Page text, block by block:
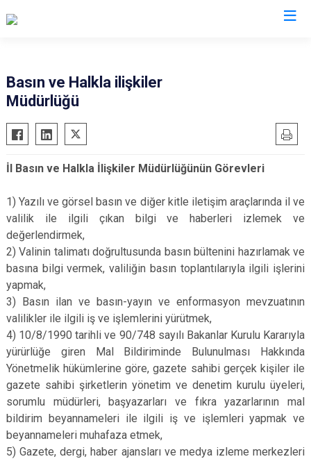
Basın ve Halkla ilişkiler
Müdürlüğü
İl Basın ve Halkla İlişkiler Müdürlüğünün Görevleri
1) Yazılı ve görsel basın ve diğer kitle iletişim araçlarında il ve
valilik ile ilgili çıkan bilgi ve haberleri izlemek ve
değerlendirmek,
2) Valinin talimatı doğrultusunda basın bültenini hazırlamak ve
basına bilgi vermek, valiliğin basın toplantılarıyla ilgili işlerini
yapmak,
3) Basın ilan ve basın-yayın ve enformasyon mevzuatının
valilikler ile ilgili iş ve işlemlerini yürütmek,
4) 10/8/1990 tarihli ve 90/748 sayılı Bakanlar Kurulu Kararıyla
yürürlüğe giren Mal Bildiriminde Bulunulması Hakkında
Yönetmelik hükümlerine göre, gazete sahibi gerçek kişiler ile
gazete sahibi şirketlerin yönetim ve denetim kurulu üyeleri,
sorumlu müdürleri, başyazarları ve fıkra yazarlarının mal
bildirim beyannameleri ile ilgili iş ve işlemleri yapmak ve
beyannameleri muhafaza etmek,
5) Gazete, dergi, haber ajansları ve medya izleme merkezleri